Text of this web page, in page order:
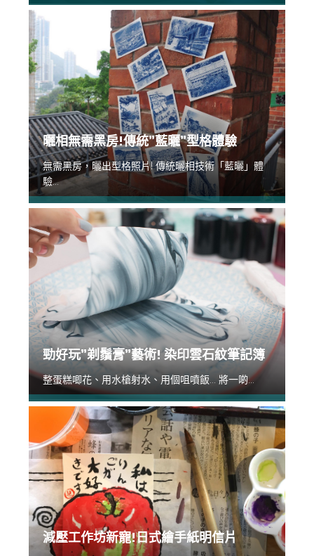
曬相無需黑房!傳統”藍曬”型格體驗
無需黑房，曬出型格照片! 傳統曬相技術「藍曬」體
驗...
勁好玩”剃鬚膏”藝術! 染印雲石紋筆記簿
整蛋糕唧花、用水槍射水、用個咀噴飯... 將一啲...
減壓工作坊新寵!日式繪手紙明信片